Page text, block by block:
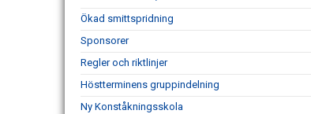
Ökad smittspridning
Sponsorer
Regler och riktlinjer
Höstterminens gruppindelning
Ny Konståkningsskola